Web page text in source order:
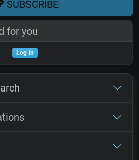
SUBSCRIBE
for you
Log in